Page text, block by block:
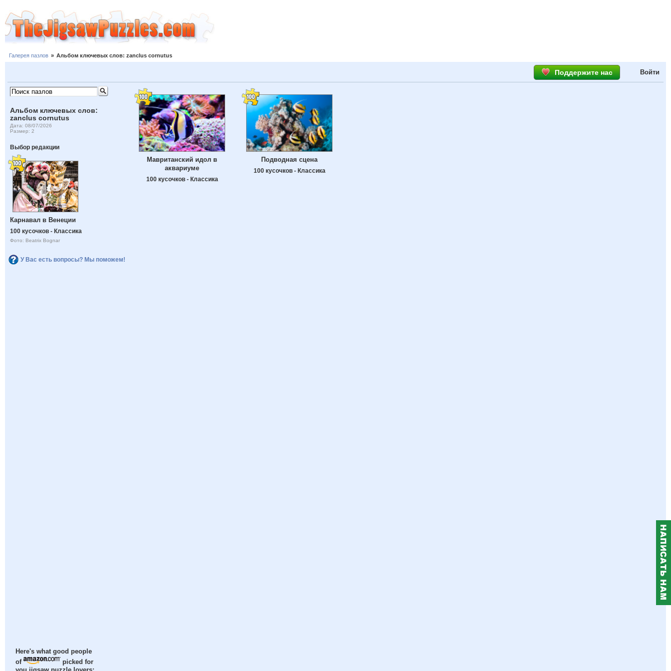
Галерея пазлов » Альбом ключевых слов: zanclus cornutus
Поддержите нас Войти
Альбом ключевых слов:
zanclus cornutus
Дата: 08/07/2026
Размер: 2
Выбор редакции
Карнавал в Венеции
100 кусочков - Классика
Фото: Beatrix Bognar
У Вас есть вопросы? Мы поможем!
Here's what good people
of
picked for
Мавританский идол в
аквариуме
100 кусочков - Классика
Подводная сцена
100 кусочков - Классика